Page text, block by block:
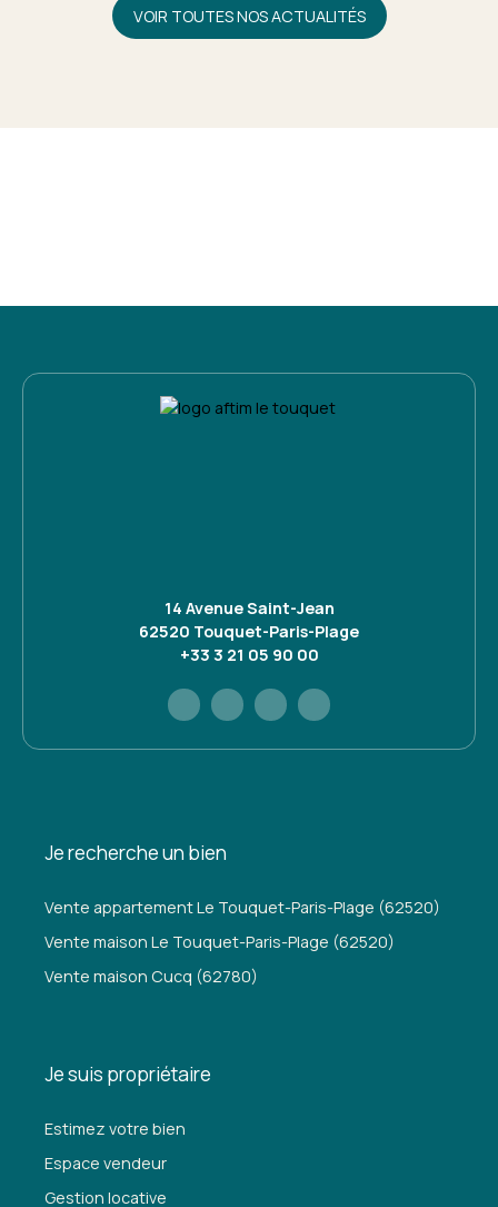
VOIR TOUTES NOS ACTUALITÉS
14 Avenue Saint-Jean
62520 Touquet-Paris-Plage
+33 3 21 05 90 00
Je recherche un bien
Vente appartement Le Touquet-Paris-Plage (62520)
Vente maison Le Touquet-Paris-Plage (62520)
Vente maison Cucq (62780)
Je suis propriétaire
Estimez votre bien
Espace vendeur
Gestion locative